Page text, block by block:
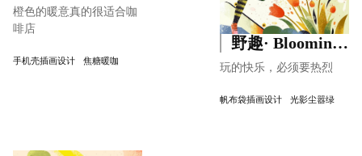
橙色的暖意真的很适合咖
啡店
手机壳插画设计 焦糖暖咖
野趣· Blooming Fun
玩的快乐，必须要热烈
帆布袋插画设计 光影尘嚣绿